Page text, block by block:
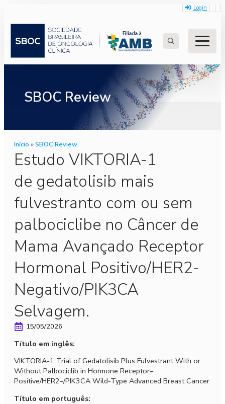
Login
for:
SBOC Review
Início »SBOC Review
Estudo VIKTORIA-1
de gedatolisib mais
fulvestranto com ou sem
palbociclibe no Câncer de
Mama Avançado Receptor
Hormonal Positivo/HER2-
Negativo/PIK3CA
Selvagem.
15/05/2026
Título em inglês:
VIKTORIA-1 Trial of Gedatolisib Plus Fulvestrant With or
Without Palbociclib in Hormone Receptor–
Positive/HER2–/PIK3CA Wild-Type Advanced Breast Cancer
Título em português: